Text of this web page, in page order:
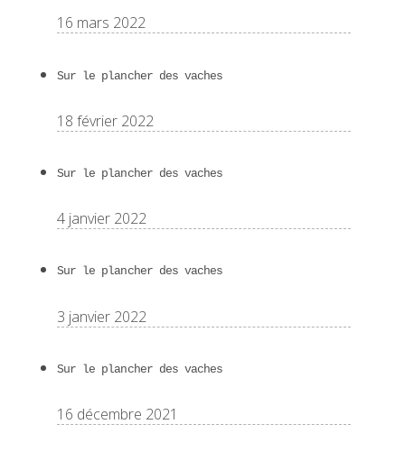
16 mars 2022
Sur le plancher des vaches
18 février 2022
Sur le plancher des vaches
4 janvier 2022
Sur le plancher des vaches
3 janvier 2022
Sur le plancher des vaches
16 décembre 2021